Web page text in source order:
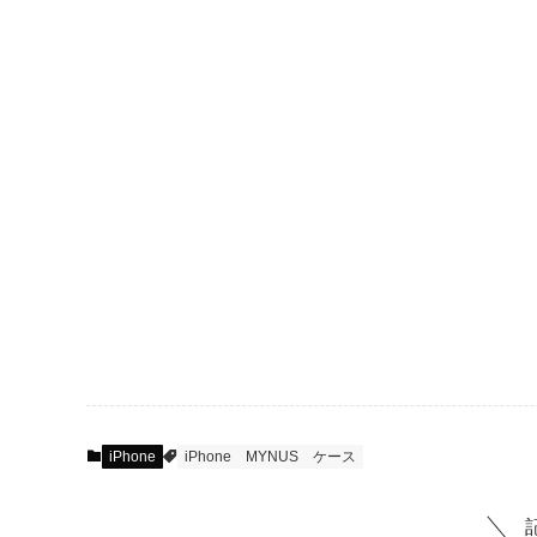
iPhone iPhone MYNUS ケース